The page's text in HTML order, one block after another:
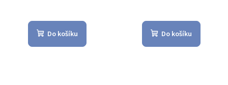
Do košíku Do košíku